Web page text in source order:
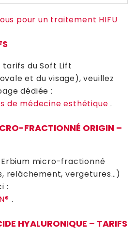
pour un traitement HIFU
tarifs du Soft Lift
et du visage), veuillez
dédiée :
de médecine esthétique.
FRACTIONNÉ ORIGIN –
Erbium micro-fractionné
relâchement, vergetures…)
:
.
HYALURONIQUE – TARIFS